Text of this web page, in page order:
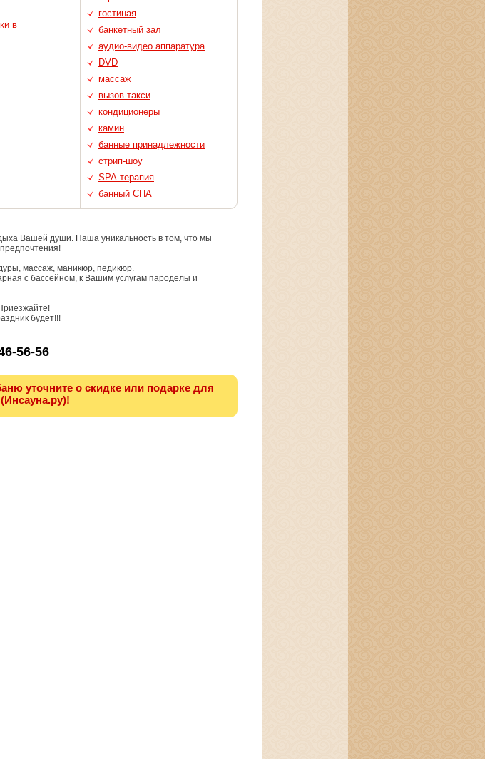
гостиная
банкетный зал
аудио-видео аппаратура
DVD
массаж
вызов такси
кондиционеры
камин
банные принадлежности
стрип-шоу
SPA-терапия
банный СПА
в
Вашей души. Наша уникальность в том, что мы
массаж, маникюр, педикюр.
с бассейном, к Вашим услугам пароделы и
будет!!!
56-56
уточните о скидке или подарке для